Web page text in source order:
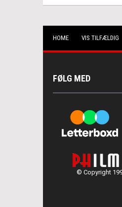
HOME VIS TILFÆLDIG
FØLG MED
© Copyright